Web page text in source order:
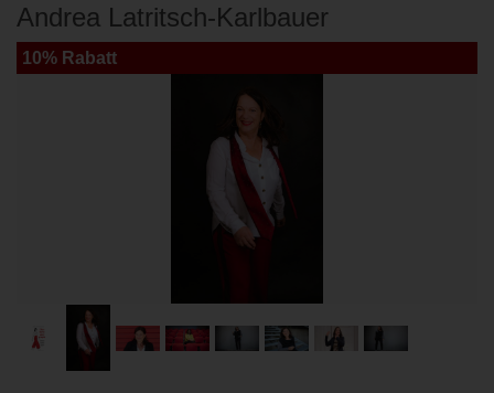
Andrea Latritsch-Karlbauer
10% Rabatt